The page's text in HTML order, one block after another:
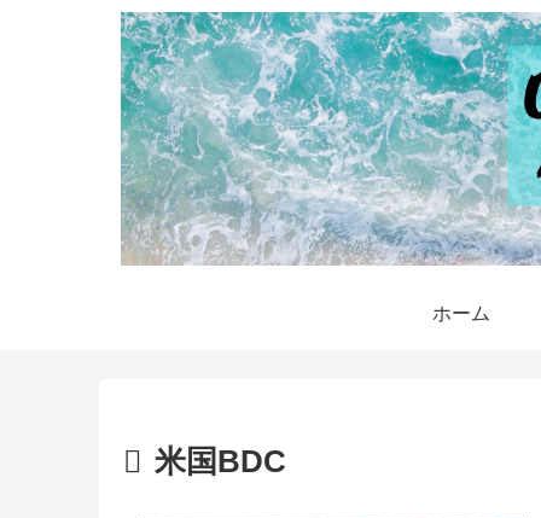
ホーム
米国BDC